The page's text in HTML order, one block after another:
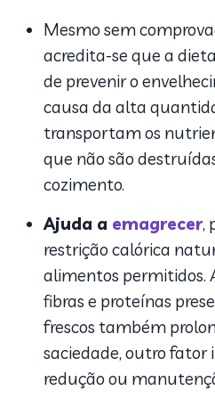
Mesmo sem
acredita-se que a
de prevenir o
causa da alta
transportam os
que não são
cozimento.
Ajuda a emagrecer,
restrição calórica
alimentos permitidos.
fibras e proteínas
frescos também
saciedade, outro
redução ou